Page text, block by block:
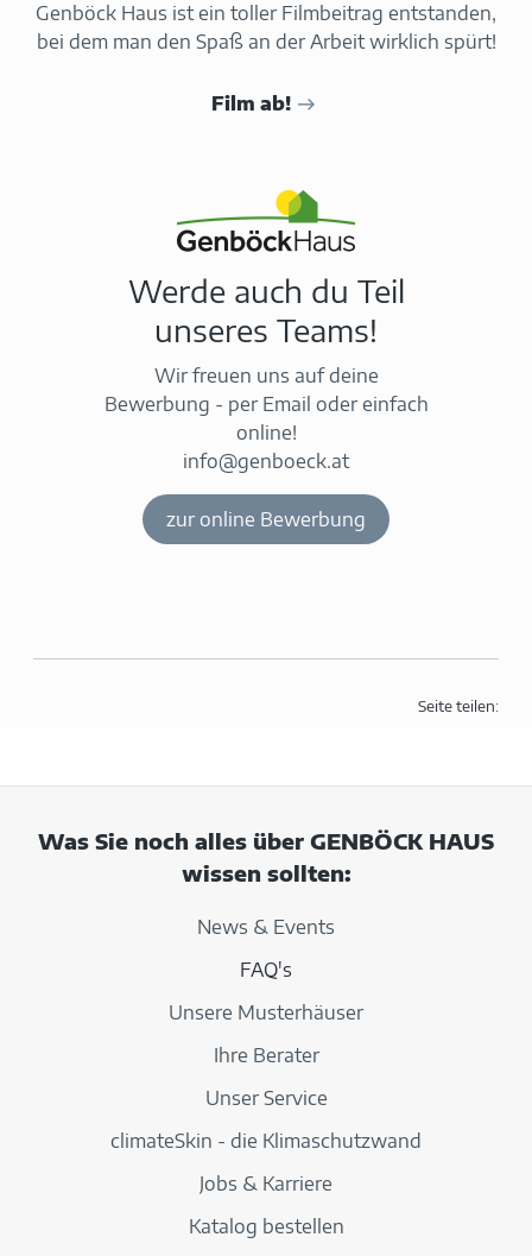
Genböck Haus ist ein toller Filmbeitrag entstanden,
bei dem man den Spaß an der Arbeit wirklich spürt!
Film ab!
Werde auch du Teil
unseres Teams!
Wir freuen uns auf deine
Bewerbung - per Email oder einfach
online!
info@genboeck.at
zur online Bewerbung
Seite teilen:
Was Sie noch alles über GENBÖCK HAUS
wissen sollten:
News & Events
FAQ's
Unsere Musterhäuser
Ihre Berater
Unser Service
climateSkin - die Klimaschutzwand
Jobs & Karriere
Katalog bestellen